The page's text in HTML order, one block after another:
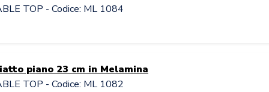
TOP - Codice: ML 1084
piano 23 cm in Melamina
TOP - Codice: ML 1082